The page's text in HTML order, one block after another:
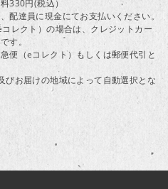
330円(税込）
配達員に現金にてお支払いください。
レクト）の場合は、クレジットカー
す。
便（eコレクト）もしくは郵便代引と
びお届けの地域によって自動選択とな